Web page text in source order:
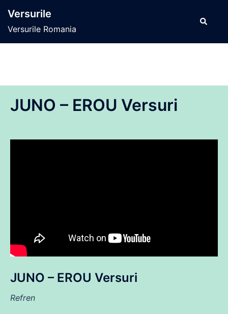
conținut
Versurile
Versurile Romania
Caută
JUNO – EROU Versuri
JUNO – EROU Versuri
Refren